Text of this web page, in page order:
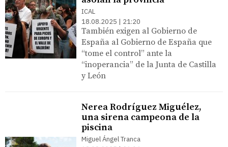
ICAL
18.08.2025 | 21:20
También exigen al Gobierno de
España al Gobierno de España que
“tome el control” ante la
“inoperancia” de la Junta de Castilla
y León
Nerea Rodríguez Miguélez,
una sirena campeona de la
piscina
Miguel Ángel Tranca